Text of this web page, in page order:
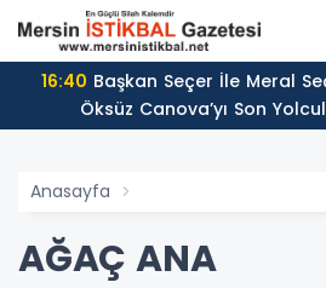
16:40
Öksüz Canova’yı Son
Anasayfa
AĞAÇ ANA